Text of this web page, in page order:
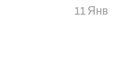
11 Янв